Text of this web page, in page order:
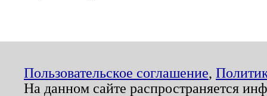
Пользовательское соглашение,
На данном сайте распространяется